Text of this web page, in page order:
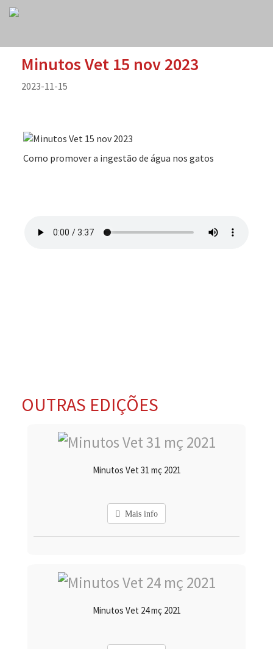
Minutos Vet 15 nov 2023
2023-11-15
Como promover a ingestão de água nos gatos
OUTRAS EDIÇÕES
Minutos Vet 31 mç 2021
Mais info
Minutos Vet 24 mç 2021